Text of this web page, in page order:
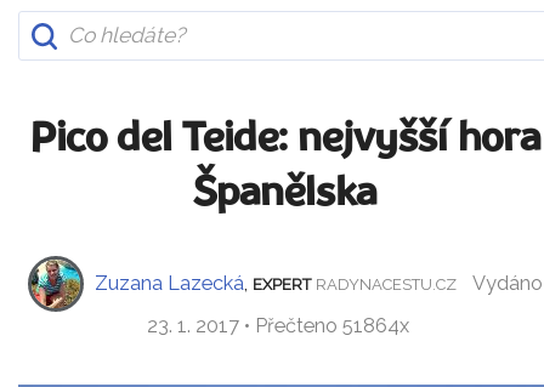
Pico del Teide: nejvyšší hora
Španělska
Zuzana Lazecká EXPERT RADYNACESTU.CZ
Vydáno
23. 1. 2017 • Přečteno 51864x